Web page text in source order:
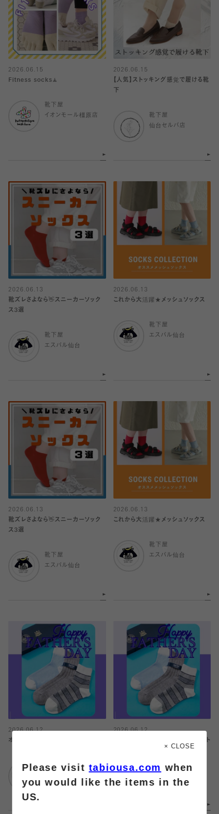
2026.06.15
Fitness socks🧘
靴下屋
イオンモール橿原店
2026.06.15
【人気】ストッキング感覚で履ける靴
下
靴下屋
仙台セルバ店
2026.06.13
靴ズレさよなら👋スニーカーソック
ス3選
靴下屋
エスパル仙台
2026.06.13
これから大活躍★メッシュソックス
靴下屋
エスパル仙台
2026.06.13
靴ズレさよなら👋スニーカーソック
ス3選
靴下屋
エスパル仙台
2026.06.13
これから大活躍★メッシュソックス
靴下屋
エスパル仙台
2026.06.12
オンライン限定★父の日ギフトセット
靴下屋
2026.06.12
オンライン限定★父の日ギフトセット
靴下屋
× CLOSE
Please visittabiousa.com when
you would like the items in the
US.